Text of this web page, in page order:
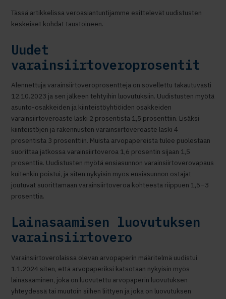
Tässä artikkelissa veroasiantuntijamme esittelevät uudistusten
keskeiset kohdat taustoineen.
Uudet
varainsiirtoveroprosentit
Alennettuja varainsiirtoveroprosentteja on sovellettu takautuvasti
12.10.2023 ja sen jälkeen tehtyihin luovutuksiin. Uudistusten myötä
asunto-osakkeiden ja kiinteistöyhtiöiden osakkeiden
varainsiirtoveroaste laski 2 prosentista 1,5 prosenttiin. Lisäksi
kiinteistöjen ja rakennusten varainsiirtoveroaste laski 4
prosentista 3 prosenttiin. Muista arvopapereista tulee puolestaan
suorittaa jatkossa varainsiirtoveroa 1,6 prosentin sijaan 1,5
prosenttia. Uudistusten myötä ensiasunnon varainsiirtoverovapaus
kuitenkin poistui, ja siten nykyisin myös ensiasunnon ostajat
joutuvat suorittamaan varainsiirtoveroa kohteesta riippuen 1,5–3
prosenttia.
Lainasaamisen luovutuksen
varainsiirtovero
Varainsiirtoverolaissa olevan arvopaperin määritelmä uudistui
1.1.2024 siten, että arvopaperiksi katsotaan nykyisin myös
lainasaaminen, joka on luovutettu arvopaperin luovutuksen
yhteydessä tai muutoin siihen liittyen ja joka on luovutuksen